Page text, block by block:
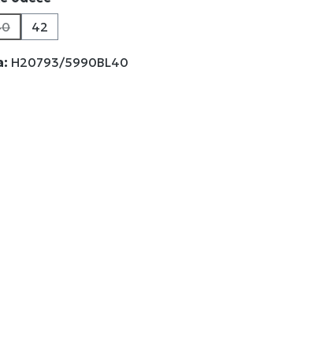
nije dostupna.)
trenutno nije dostupna.)
(Ova opcija trenutno nije dostupna.)
42
H20793/5990BL40